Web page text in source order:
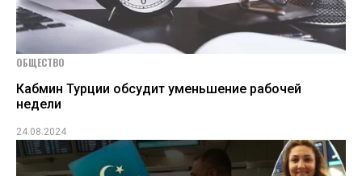
ОБЩЕСТВО
Кабмин Турции обсудит уменьшение рабочей
недели
24.08.2024